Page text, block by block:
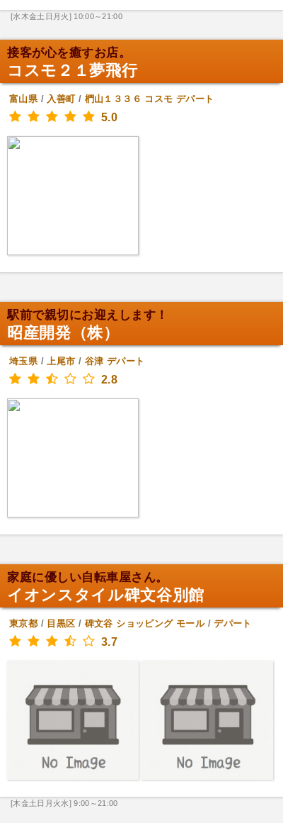
[水木金土日月火] 10:00～21:00
接客が心を癒すお店。
コスモ２１夢飛行
富山県/ 入善町/ 椚山１３３６ コスモ デパート
5.0
駅前で親切にお迎えします！
昭産開発（株）
埼玉県/上尾市 / 谷津 デパート
2.8
家庭に優しい自転車屋さん。
イオンスタイル碑文谷別館
東京都 / 目黒区 / 碑文谷 ショッピング モール/デパート
3.7
[木金土日月火水] 9:00～21:00